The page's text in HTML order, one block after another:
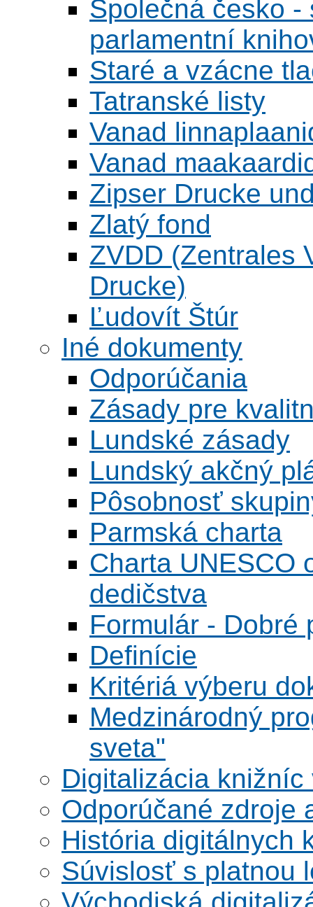
Společná česko
parlamentní
Staré a vzácne
Tatranské listy
Vanad
Vanad
Zipser Drucke
Zlatý fond
ZVDD (Zentrales
Drucke)
Ľudovít Štúr
Iné dokumenty
Odporúčania
Zásady pre
Lundské zásady
Lundský akčný
Pôsobnosť
Parmská charta
Charta UNESCO
dedičstva
Formulár - Dobré
Definície
Kritériá výberu
Medzinárodný
sveta"
Digitalizácia knižníc
Odporúčané zdroje
História digitálnych
Súvislosť s platnou